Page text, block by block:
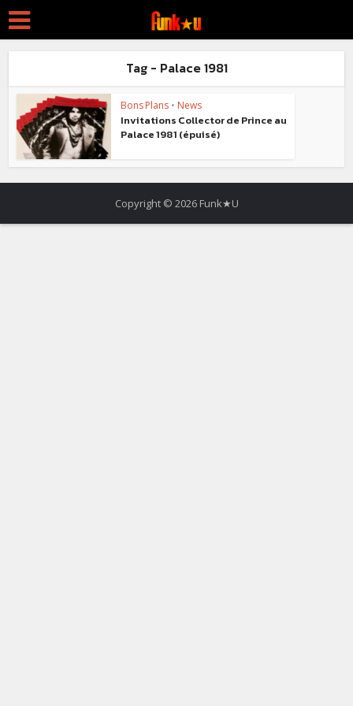
Tag - Palace 1981
Bons Plans • News
Invitations Collector de Prince au
Palace 1981 (épuisé)
Copyright © 2026 Funk★U